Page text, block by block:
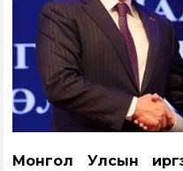
Монгол Улсын